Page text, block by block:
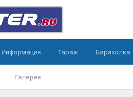
Галерея
Информация Гараж Барахолка